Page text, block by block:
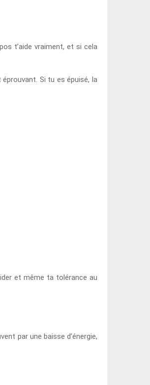
t’aide vraiment, et si cela
Si tu es épuisé, la
et même ta tolérance au
par une baisse d’énergie,